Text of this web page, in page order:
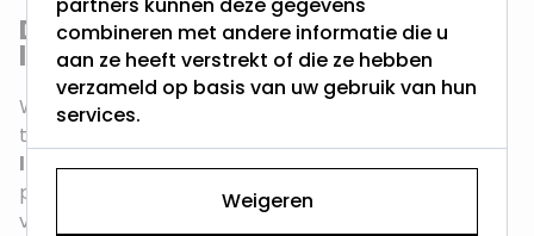
Decoratieve lampen voor je
lichtketting
Wil je iets opvallends aan je
lichtketting
toevoegen? Wij hebben diverse
lampenmetE27 fittingin ons assortiment die
perfect passen in jouwprikkabel
vormen zoals:
combineren met andere informatie die u
aan ze heeft verstrekt of die ze hebben
verzameld op basis van uw gebruik van hun
services.
Weigeren